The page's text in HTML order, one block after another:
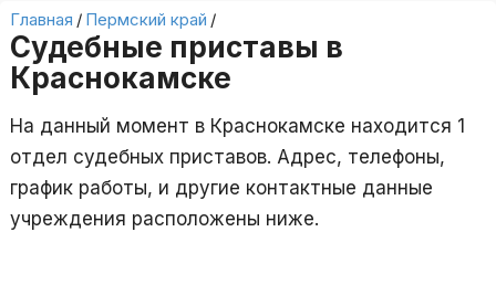
Главная / Пермский край /
Судебные приставы в
Краснокамске
На данный момент в Краснокамске находится 1
отдел судебных приставов. Адрес, телефоны,
график работы, и другие контактные данные
учреждения расположены ниже.